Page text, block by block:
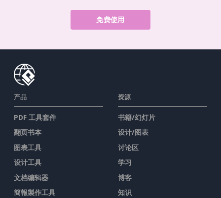
免费使用
产品
PDF 工具套件
翻页书本
图表工具
设计工具
文档编辑器
簡報製作工具
资源
书籍/幻灯片
设计/图表
讨论区
学习
博客
知识